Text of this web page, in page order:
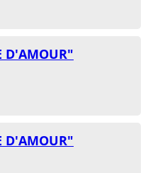
D'AMOUR"
D'AMOUR"